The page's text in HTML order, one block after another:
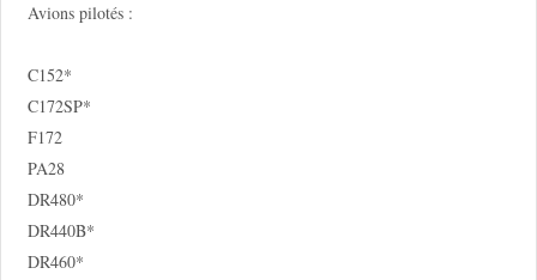
Avions pilotés :
C152*
C172SP*
F172
PA28
DR480*
DR440B*
DR460*